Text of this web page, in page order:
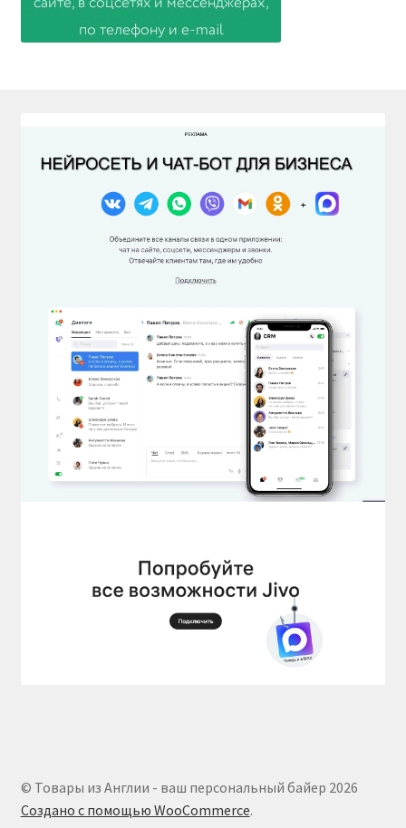
© Товары из Англии - ваш персональный байер 2026
Создано с помощью WooCommerce.